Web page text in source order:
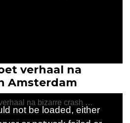
verhaal na
Amsterdam